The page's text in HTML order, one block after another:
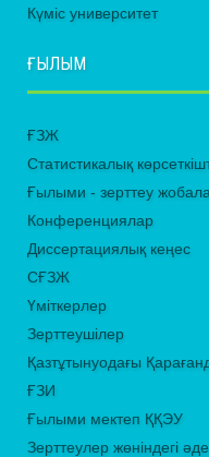
Күміс университет
ҒЫЛЫМ
ҒЗЖ
Статистикалық
Ғылыми - зерттеу
Конференциялар
Диссертациялық кеңес
СҒЗЖ
Үміткерлер
Зерттеушілер
Қазтұтынуодағы
ҒЗИ
Ғылыми мектеп ҚҚЭУ
Зерттеулер жөніндегі